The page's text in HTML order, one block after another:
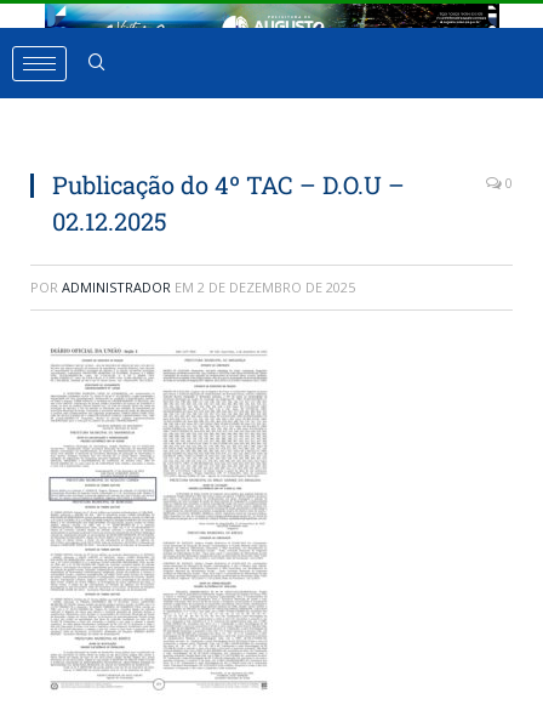
Publicação do 4º TAC – D.O.U –
02.12.2025
0
POR ADMINISTRADOR EM 2 DE DEZEMBRO DE 2025